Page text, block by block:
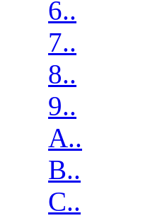
6..
7..
8..
9..
A..
B..
C..